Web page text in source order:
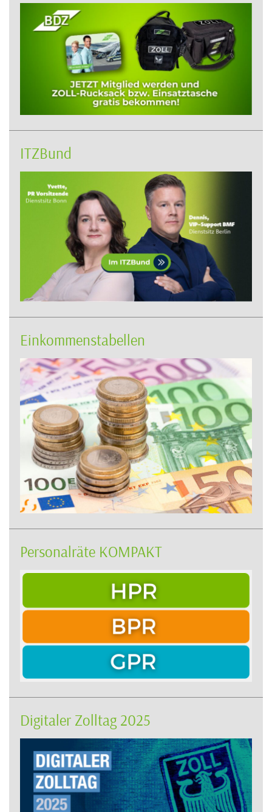
ITZBund
Einkommenstabellen
Personalräte KOMPAKT
Digitaler Zolltag 2025